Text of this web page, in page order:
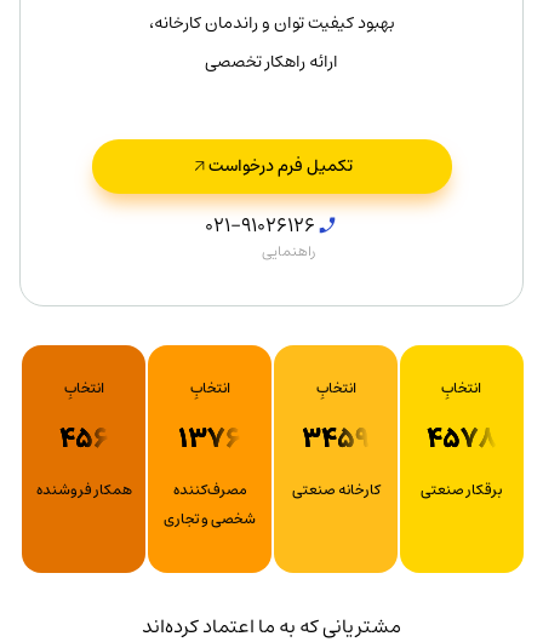
بهبود کیفیت توان و راندمان کارخانه،
ارائه راهکار تخصصی
تکمیل فرم درخواست
021-91026126
راهنمایی
انتخابِ
4578
برقکار صنعتی
انتخابِ
3459
کارخانه صنعتی
انتخابِ
1376
مصرف‌کننده
شخصی و تجاری
انتخابِ
456
همکار فروشنده
مشتریانی که به ما اعتماد کرده‌اند